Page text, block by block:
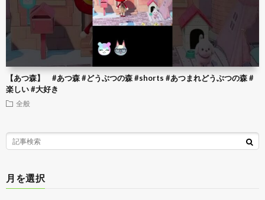
【あつ森】 #あつ森 #どうぶつの森 #shorts #あつまれどうぶつの森 #
楽しい #大好き
全般
月を選択